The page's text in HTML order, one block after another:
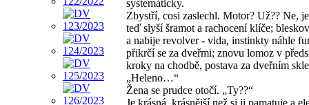
systematicky.
Zbystří, cosi zaslechl. Motor? Už?? Ne,
teď slyší šramot a rachocení klíče;
a nabije revolver - vida, instinkty náhle
přikrčí se za dveřmi; znovu lomoz v
kroky na chodbě, postava za dveřním
„Heleno…“
Žena se prudce otočí. „Ty??“